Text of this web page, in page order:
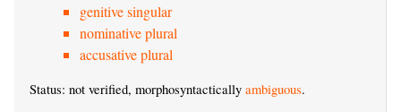
genitive singular
nominative plural
accusative plural
Status: not verified, morphosyntactically ambiguous.